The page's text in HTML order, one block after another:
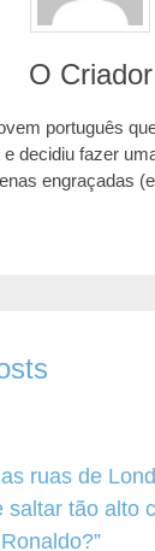
O Criador
português
decidiu fazer
engraçadas
ruas de
saltar tão alto